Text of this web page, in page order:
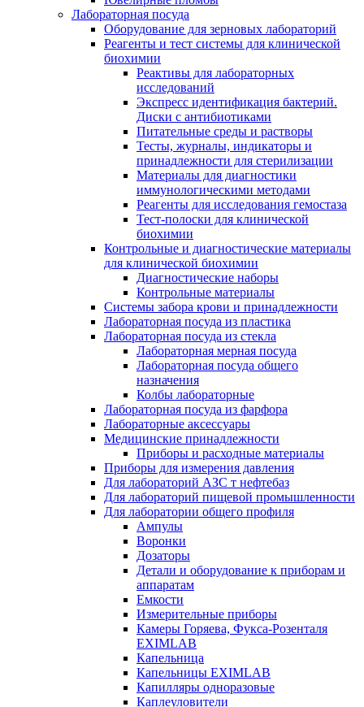
Лабораторная посуда
Оборудование для зерновых лабораторий
Реагенты и тест системы для клинической
биохимии
Реактивы для лабораторных
исследований
Экспресс идентификация бактерий.
Диски с антибиотиками
Питательные среды и растворы
Тесты, журналы, индикаторы и
принадлежности для стерилизации
Материалы для диагностики
иммунологическими методами
Реагенты для исследования гемостаза
Тест-полоски для клинической
биохимии
Контрольные и диагностические материалы
для клинической биохимии
Диагностические наборы
Контрольные материалы
Системы забора крови и принадлежности
Лабораторная посуда из пластика
Лабораторная посуда из стекла
Лабораторная мерная посуда
Лабораторная посуда общего
назначения
Колбы лабораторные
Лабораторная посуда из фарфора
Лабораторные аксессуары
Медицинские принадлежности
Приборы и расходные материалы
Приборы для измерения давления
Для лабораторий АЗС т нефтебаз
Для лабораторий пищевой промышленности
Для лаборатории общего профиля
Ампулы
Воронки
Дозаторы
Детали и оборудование к приборам и
аппаратам
Емкости
Измерительные приборы
Камеры Горяева, Фукса-Розенталя
EXIMLAB
Капельница
Капельницы EXIMLAB
Капилляры одноразовые
Каплеуловители